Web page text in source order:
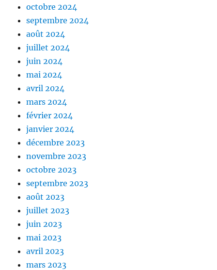
octobre 2024
septembre 2024
août 2024
juillet 2024
juin 2024
mai 2024
avril 2024
mars 2024
février 2024
janvier 2024
décembre 2023
novembre 2023
octobre 2023
septembre 2023
août 2023
juillet 2023
juin 2023
mai 2023
avril 2023
mars 2023